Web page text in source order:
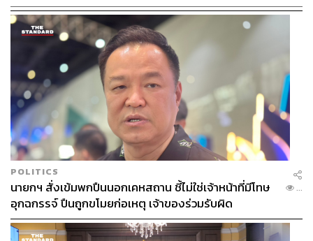
POLITICS
นายกฯ สั่งเข้มพกปืนนอกเคหสถาน ชี้ไม่ใช่เจ้าหน้าที่มีโทษ
อุกฉกรรจ์ ปืนถูกขโมยก่อเหตุ เจ้าของร่วมรับผิด
...